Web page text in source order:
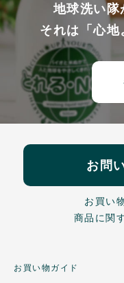
地球洗い
それは「心
お問
お買い
商品に関
お買い物ガイド